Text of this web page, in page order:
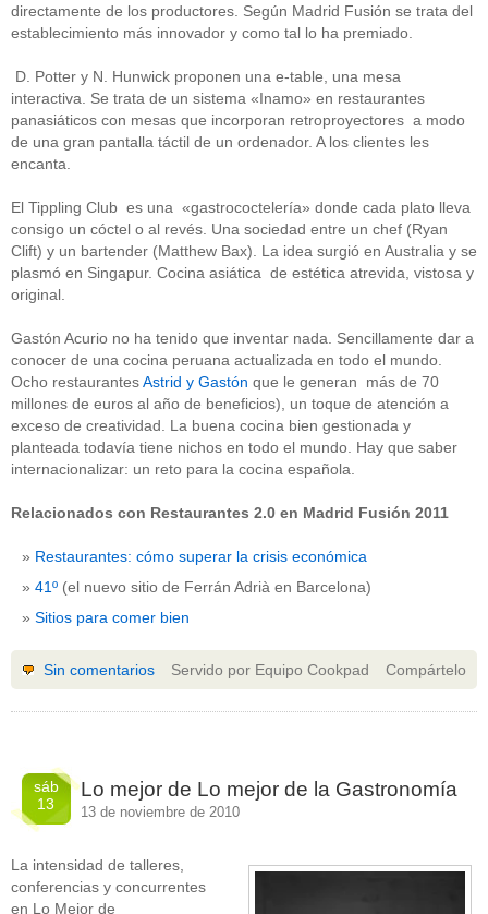
directamente de los productores. Según Madrid Fusión se trata del
establecimiento más innovador y como tal lo ha premiado.
D. Potter y N. Hunwick proponen una e-table, una mesa
interactiva. Se trata de un sistema «Inamo» en restaurantes
panasiáticos con mesas que incorporan retroproyectores a modo
de una gran pantalla táctil de un ordenador. A los clientes les
encanta.
El Tippling Club es una «gastrococtelería» donde cada plato lleva
consigo un cóctel o al revés. Una sociedad entre un chef (Ryan
Clift) y un bartender (Matthew Bax). La idea surgió en Australia y se
plasmó en Singapur. Cocina asiática de estética atrevida, vistosa y
original.
Gastón Acurio no ha tenido que inventar nada. Sencillamente dar a
conocer de una cocina peruana actualizada en todo el mundo.
Ocho restaurantesAstrid y Gastón que le generan más de 70
millones de euros al año de beneficios), un toque de atención a
exceso de creatividad. La buena cocina bien gestionada y
planteada todavía tiene nichos en todo el mundo. Hay que saber
internacionalizar: un reto para la cocina española.
Relacionados con Restaurantes 2.0 en Madrid Fusión 2011
Restaurantes: cómo superar la crisis económica
41º (el nuevo sitio de Ferrán Adrià en Barcelona)
Sitios para comer bien
Servido por Equipo Cookpad
Sin comentarios Compártelo
sáb
13
Lo mejor de Lo mejor de la Gastronomía
13 de noviembre de 2010
La intensidad de talleres,
conferencias y concurrentes
en Lo Mejor de